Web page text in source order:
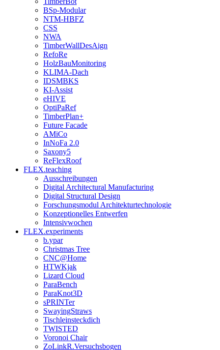
BSp-Modular
NTM-HBFZ
CSS
NWA
TimberWallDesAign
RefoRe
HolzBauMonitoring
KLIMA-Dach
IDSMBKS
KI-Assist
eHIVE
OptiPaRef
TimberPlan+
Future Facade
AMiCo
InNoFa 2.0
Saxony5
ReFlexRoof
FLEX.teaching
Ausschreibungen
Digital Architectural Manufacturing
Digital Structural Design
Forschungsmodul Architekturtechnologie
Konzeptionelles Entwerfen
Intensivwochen
FLEX.experiments
b.ypar
Christmas Tree
CNC@Home
HTWKjak
Lizard Cloud
ParaBench
ParaKnot3D
sPRINTer
SwayingStraws
Tischleinsteckdich
TWISTED
Voronoi Chair
ZoLinkR.Versuchsbogen